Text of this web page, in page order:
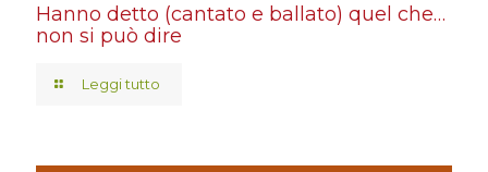
Hanno detto (cantato e ballato) quel che…
non si può dire
Leggi tutto